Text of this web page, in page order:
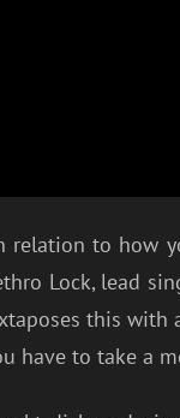
relation to how
Lock, lead
this with
have to take a